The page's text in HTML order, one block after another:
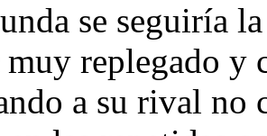
se seguiría
replegado y
a su rival no